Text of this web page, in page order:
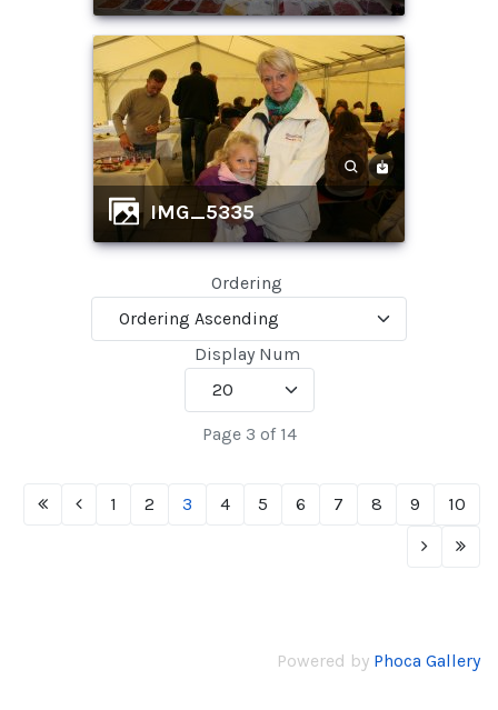
IMG_5335
Ordering
Display Num
Page 3 of 14
1 2 3 4 5 6 7 8 9 10
Powered by Phoca Gallery